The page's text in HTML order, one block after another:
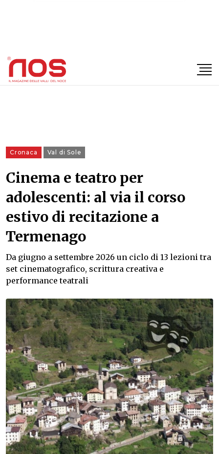
Cronaca Val di Sole
Cinema e teatro per
adolescenti: al via il corso
estivo di recitazione a
Termenago
Da giugno a settembre 2026 un ciclo di 13 lezioni tra
set cinematografico, scrittura creativa e
performance teatrali